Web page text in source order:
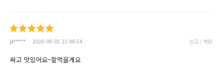
js***** 2026-08-01 21:46:54 신고 / 차단
싸고 맛있어요~잘먹을게요